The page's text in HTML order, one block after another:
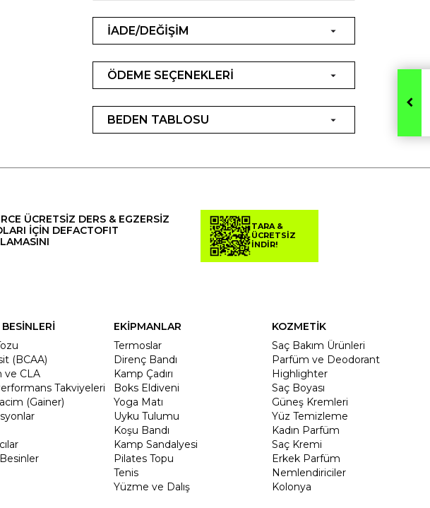
İADE/DEĞİŞİM
ÖDEME SEÇENEKLERİ
BEDEN TABLOSU
ÜCRETSİZ DERS & EGZERSİZ
İÇİN DEFACTOFIT
TARA &
ÜCRETSİZ
İNDİR!
(BCAA)
ve CLA
Takviyeleri
(Gainer)
EKİPMANLAR
Termoslar
Direnç Bandı
Kamp Çadırı
Boks Eldiveni
Yoga Matı
Uyku Tulumu
Koşu Bandı
Kamp Sandalyesi
Pilates Topu
Tenis
Yüzme ve Dalış
KOZMETİK
Saç Bakım Ürünleri
Parfüm ve Deodorant
Highlighter
Saç Boyası
Güneş Kremleri
Yüz Temizleme
Kadın Parfüm
Saç Kremi
Erkek Parfüm
Nemlendiriciler
Kolonya